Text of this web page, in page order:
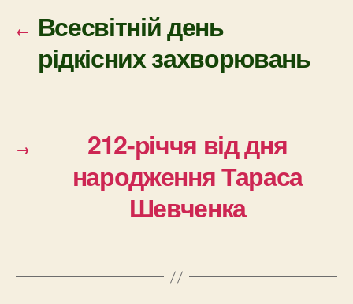
← Всесвітній день
рідкісних захворювань
→
212-річчя від дня
народження Тараса
Шевченка